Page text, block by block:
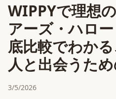
WIPPYで理想
アーズ・ハロ
底比較でわか
人と出会うた
3/5/2026